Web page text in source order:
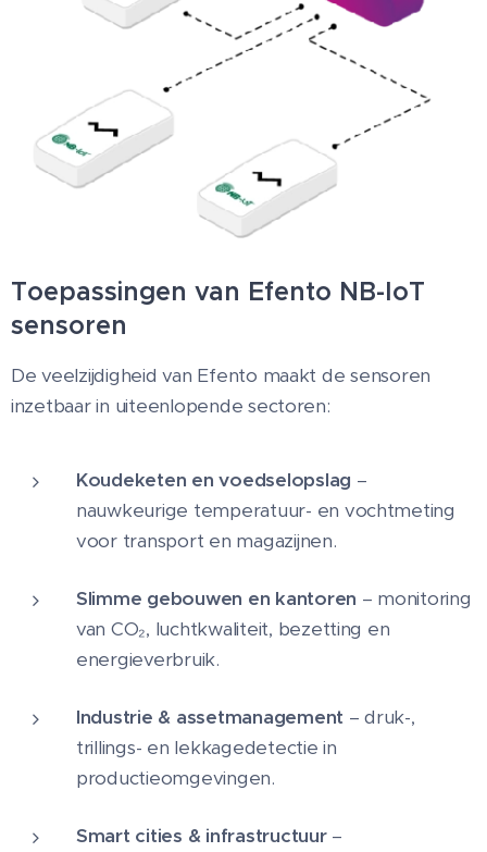
Toepassingen van Efento NB-IoT
sensoren
De veelzijdigheid van Efento maakt de sensoren
inzetbaar in uiteenlopende sectoren:
Koudeketen en voedselopslag –
nauwkeurige temperatuur- en vochtmeting
voor transport en magazijnen.
Slimme gebouwen en kantoren – monitoring
van CO₂, luchtkwaliteit, bezetting en
energieverbruik.
Industrie & assetmanagement – druk-,
trillings- en lekkagedetectie in
productieomgevingen.
Smart cities & infrastructuur–